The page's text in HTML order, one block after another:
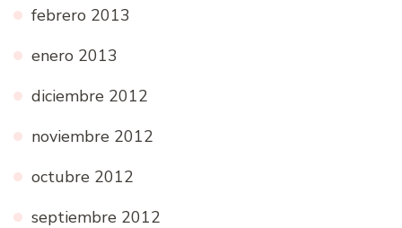
febrero 2013
enero 2013
diciembre 2012
noviembre 2012
octubre 2012
septiembre 2012